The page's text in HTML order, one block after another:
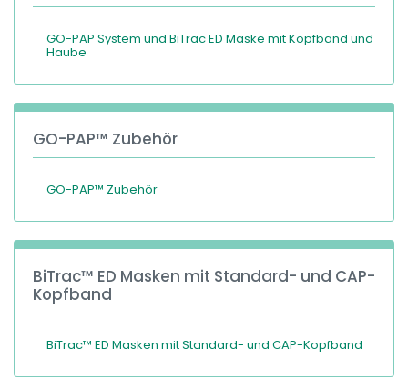
GO-PAP System und BiTrac ED Maske mit Kopfband und
Haube
GO-PAP™ Zubehör
GO-PAP™ Zubehör
BiTrac™ ED Masken mit Standard- und CAP-
Kopfband
BiTrac™ ED Masken mit Standard- und CAP-Kopfband